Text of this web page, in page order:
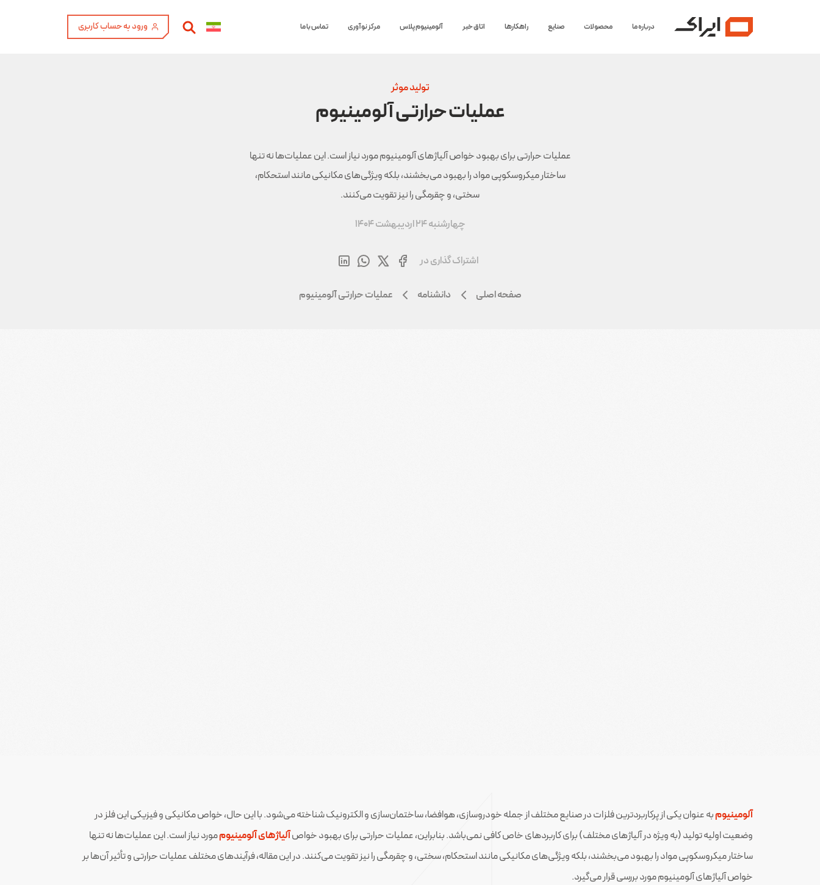
درباره ما محصولات صنایع راهکارها اتاق خبر آلومینیوم پلاس مرکز نوآوری تماس با ما ورود به حساب کاربری
تولید موثر
عملیات حرارتی آلومینیوم
عملیات حرارتی برای بهبود خواص آلیاژهای آلومینیوم مورد نیاز است. این عملیات‌ها نه تنها
ساختار میکروسکوپی مواد را بهبود می‌بخشند، بلکه ویژگی‌های مکانیکی مانند استحکام،
سختی، و چقرمگی را نیز تقویت می‌کنند.
چهارشنبه 24 اردیبهشت 1404
اشتراک گذاری در
صفحه اصلی دانشنامه عملیات حرارتی آلومینیوم
آلومینیومبه عنوان یکی از پرکاربردترین فلزات در صنایع مختلف از جمله خودروسازی، هوافضا، ساختمان‌سازی و الکترونیک شناخته می‌شود. با این حال، خواص مکانیکی و فیزیکی این فلز در
وضعیت اولیه تولید (به ویژه در آلیاژهای مختلف) برای کاربردهای خاص کافی نمی‌باشد. بنابراین، عملیات حرارتی برای بهبود خواصآلیاژهای آلومینیوممورد نیاز است. این عملیات‌ها نه تنها
ساختار میکروسکوپی مواد را بهبود می‌بخشند، بلکه ویژگی‌های مکانیکی مانند استحکام، سختی، و چقرمگی را نیز تقویت می‌کنند. در این مقاله، فرآیندهای مختلف عملیات حرارتی و تأثیر آن‌ها بر
خواص آلیاژهای آلومینیوم مورد بررسی قرار می‌گیرد.